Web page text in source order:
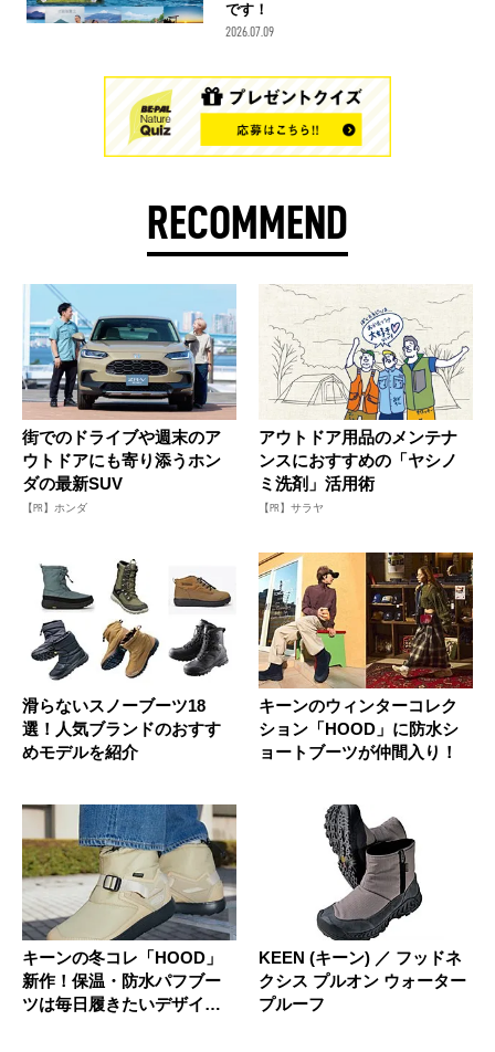
です！
2026.07.09
RECOMMEND
街でのドライブや週末のア
ウトドアにも寄り添うホン
ダの最新SUV
【PR】ホンダ
アウトドア用品のメンテナ
ンスにおすすめの「ヤシノ
ミ洗剤」活用術
【PR】サラヤ
滑らないスノーブーツ18
選！人気ブランドのおすす
めモデルを紹介
キーンのウィンターコレク
ション「HOOD」に防水シ
ョートブーツが仲間入り！
キーンの冬コレ「HOOD」
新作！保温・防水パフブー
ツは毎日履きたいデザイン
KEEN (キーン) ／ フッドネ
クシス プルオン ウォーター
プルーフ